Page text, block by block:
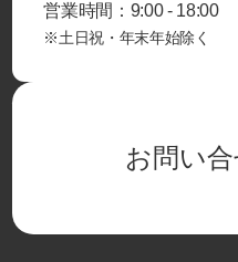
営業時間：9:00 - 18:00
※土日祝・年末年始除く
お問い